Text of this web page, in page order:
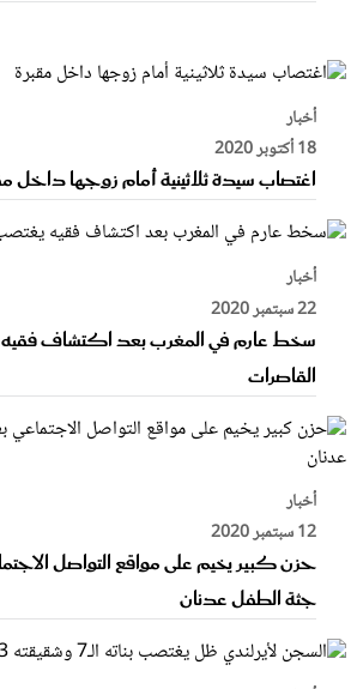
أخبار
18 أكتوبر 2020
اغتصاب سيدة ثلاثينية أمام زوجها داخل
أخبار
22 سبتمبر 2020
سخط عارم في المغرب بعد اكتشاف فقيه
القاصرات
أخبار
12 سبتمبر 2020
حزن كبير يخيم على مواقع التواصل
جثة الطفل عدنان